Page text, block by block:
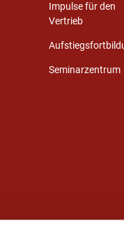
Impulse für den
Vertrieb
Seminarzentrum